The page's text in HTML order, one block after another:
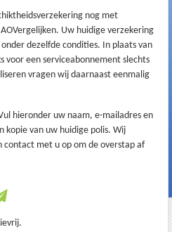
nog met
Uw huidige verzekering
dezelfde condities. In plaats van
voor een serviceabonnement slechts
vragen wij daarnaast eenmalig
hieronder uw naam, e-mailadres en
kopie van uw huidige polis. Wij
contact met u op om de overstap af